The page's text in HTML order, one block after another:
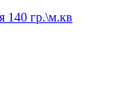
140 гр.\м.кв